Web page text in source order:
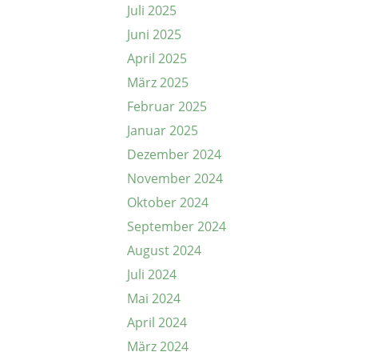
Juli 2025
Juni 2025
April 2025
März 2025
Februar 2025
Januar 2025
Dezember 2024
November 2024
Oktober 2024
September 2024
August 2024
Juli 2024
Mai 2024
April 2024
März 2024